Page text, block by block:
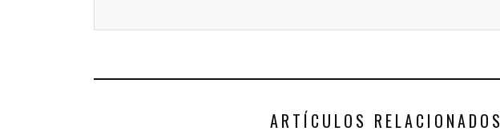
ARTÍCULOS RELACIONADOS